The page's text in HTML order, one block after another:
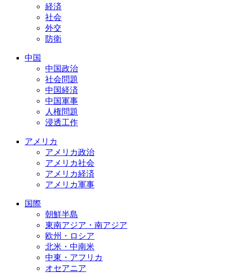
経済
社会
外交
防衛
中国
中国政治
社会問題
中国経済
中国軍事
人権問題
浸透工作
アメリカ
アメリカ政治
アメリカ社会
アメリカ経済
アメリカ軍事
国際
朝鮮半島
東南アジア・南アジア
欧州・ロシア
北米・中南米
中東・アフリカ
オセアニア